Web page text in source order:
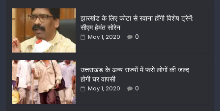
c
e
b
o
o
k
itt
er
ar
e
झारखंड के लिए कोटा से रवाना होंगी विशेष ट्रेनें:
सीएम हेमंत सोरेन
May 1, 2020 0
उत्तराखंड के अन्य राज्यों में फंसे लोगों की जल्द
होगी घर वापसी
May 1, 2020 0